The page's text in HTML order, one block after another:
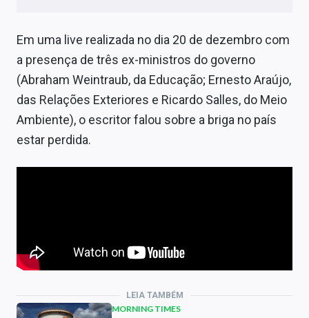
Em uma live realizada no dia 20 de dezembro com
a presença de três ex-ministros do governo
(Abraham Weintraub, da Educação; Ernesto Araújo,
das Relações Exteriores e Ricardo Salles, do Meio
Ambiente), o escritor falou sobre a briga no país
estar perdida.
LEIA TAMBÉM
MORNING TIMES